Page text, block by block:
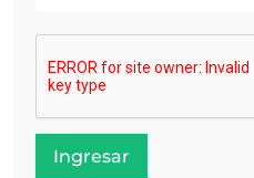
Ingresar